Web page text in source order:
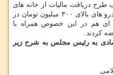
دریافت مالیات از خانه های
لوكس بالای ۵ میلیارد تومان و خودرو های بالای ۳۰۰ میلیون تومان در
هم در این خصوص همراه با
كردند.
اقتصادی به رئیس مجلس به شرح زیر